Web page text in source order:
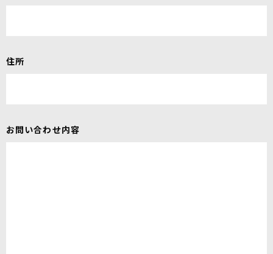
住所
お問い合わせ内容